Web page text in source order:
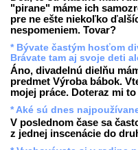
"pirane" máme ich
pre ne ešte niekoľko
nespomeniem. Tovar?
* Bývate častým hosťom
Brávate tam aj svoje deti
Áno, divadelnú dielňu
predmet Výroba bábok.
mojej práce. Doteraz mi
* Aké sú dnes
V poslednom čase sa
z jednej inscenácie do